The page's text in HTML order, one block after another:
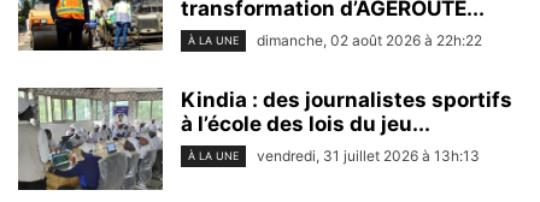
transformation d’AGEROUTE...
À LA UNE dimanche, 02 août 2026 à 22h:22
Kindia : des journalistes sportifs
à l’école des lois du jeu...
À LA UNE vendredi, 31 juillet 2026 à 13h:13